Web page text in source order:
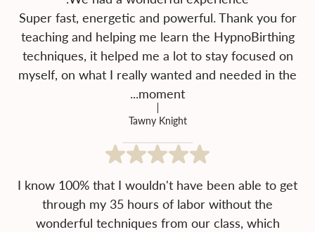
Super fast, energetic and powerful. Thank you for
teaching and helping me learn the HypnoBirthing
techniques, it helped me a lot to stay focused on
myself, on what I really wanted and needed in the
moment...
Tawny Knight
I know 100% that I wouldn't have been able to get
through my 35 hours of labor without the
wonderful techniques from our class, which